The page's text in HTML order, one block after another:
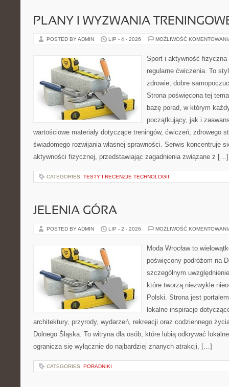
PLANY I WYZWANIA
POSTED BY ADMIN LIP - 4 - 2026 MOŻLIWOŚĆ
Sport i aktywność
regularne ćwiczenia. To
zdrowie, dobre
Strona poświęcona tej
bazę porad, w którym
początkujący, jak i
wartościowe materiały dotyczące treningów, ćwiczeń, zdrowego
świadomego rozwijania własnej sprawności. Serwis koncentruje
aktywności fizycznej, przedstawiając zagadnienia związane z […]
CATEGORIES: TESTY I RECENZJE TECHNOLOGII
JELENIA GÓRA
POSTED BY ADMIN LIP - 2 - 2026 MOŻLIWOŚĆ
Moda Wrocław to
poświęcony podróżom na
szczególnym
które tworzą niezwykle
Polski. Strona jest
lokalne inspiracje
architektury, przyrody, wydarzeń, rekreacji oraz codziennego
Dolnego Śląska. To witryna dla osób, które lubią odkrywać
ogranicza się wyłącznie do najbardziej znanych atrakcji, […]
CATEGORIES: PORADNIKI